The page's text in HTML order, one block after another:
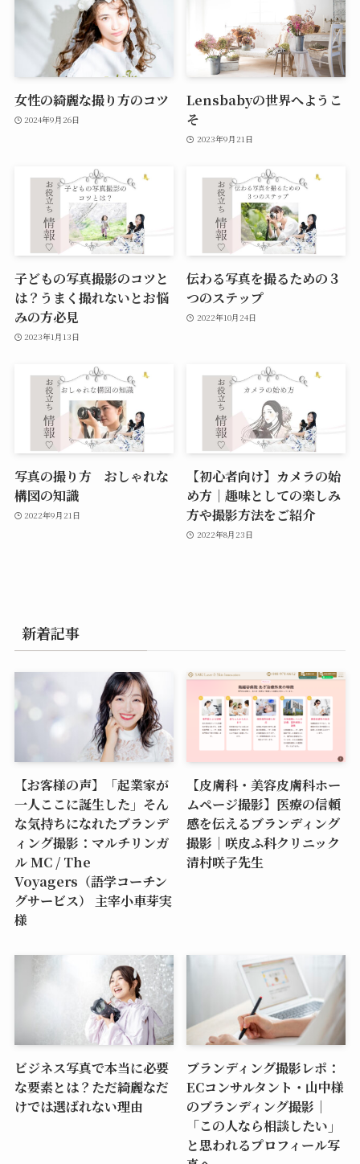
女性の綺麗な撮り方のコツ
2024年9月26日
Lensbabyの世界へようこ
そ
2023年9月21日
子どもの写真撮影のコツと
は？うまく撮れないとお悩
みの方必見
2023年1月13日
伝わる写真を撮るための３
つのステップ
2022年10月24日
写真の撮り方 おしゃれな
構図の知識
2022年9月21日
【初心者向け】カメラの始
め方｜趣味としての楽しみ
方や撮影方法をご紹介
2022年8月23日
新着記事
【お客様の声】「起業家が
一人ここに誕生した」そん
な気持ちになれたブランデ
ィング撮影：マルチリンガ
ル MC / The
Voyagers（語学コーチン
グサービス） 主宰小車芽実
様
【皮膚科・美容皮膚科ホー
ムページ撮影】医療の信頼
感を伝えるブランディング
撮影｜咲皮ふ科クリニック
清村咲子先生
ビジネス写真で本当に必要
な要素とは？ただ綺麗なだ
けでは選ばれない理由
ブランディング撮影レポ：
ECコンサルタント・山中様
のブランディング撮影｜
「この人なら相談したい」
と思われるプロフィール写